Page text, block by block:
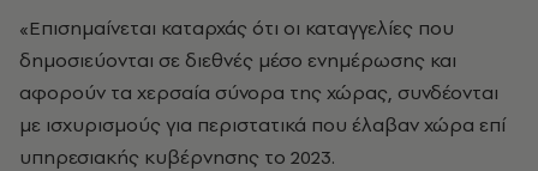
«Επισημαίνεται καταρχάς ότι οι καταγγελίες που
δημοσιεύονται σε διεθνές μέσο ενημέρωσης και
αφορούν τα χερσαία σύνορα της χώρας, συνδέονται
με ισχυρισμούς για περιστατικά που έλαβαν χώρα επί
υπηρεσιακής κυβέρνησης το 2023.